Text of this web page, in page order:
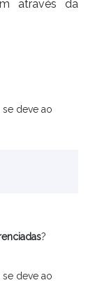
através da
deve ao
?
deve ao